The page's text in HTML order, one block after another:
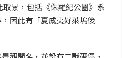
景，包括《侏羅紀公園》系
因此有「夏威夷好萊塢後